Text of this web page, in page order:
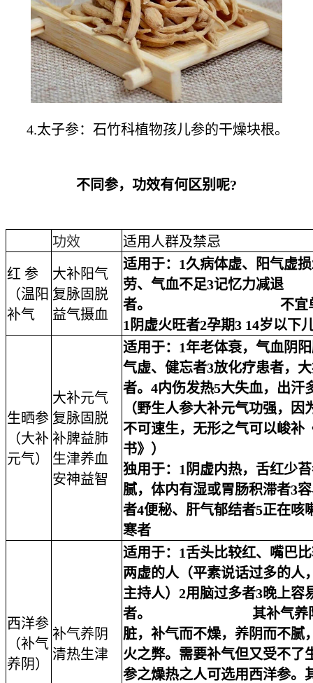
4.太子参：石竹科植物孩儿参的干燥块根。
不同参，功效有何区别呢?
功效 适用人群及禁忌
红 参
（温阳
补气
大补阳气
复脉固脱
益气摄血
适用于： 1久病体虚、阳气虚
劳、气血不足3记忆力减退
者。 不宜
1阴虚火旺者2孕期3 14岁以下
生晒参
（大补
元气）
大补元气
复脉固脱
补脾益肺
生津养血
安神益智
适用于： 1年老体衰，气血阴
气虚、健忘者3放化疗患者，
者。4内伤发热5大失血，出汗
（野生人参大补元气功强，因
不可速生，无形之气可以峻补
书》
独用于： 1阴虚内热，舌红少
腻，体内有湿或胃肠积滞者3
者4便秘、肝气郁结者5正在咳
寒者
西洋参
（补气
养阴）
补气养阴
清热生津
适用于： 1舌头比较红、嘴巴
两虚的人（平素说话过多的人
主持人）2用脑过多者3晚上容
者。 其补气养
脏，补气而不燥，养阴而不腻
火之弊。需要补气但又受不了
参之燥热之人可选用西洋参。